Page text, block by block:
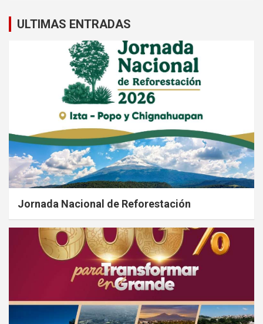
ULTIMAS ENTRADAS
Jornada Nacional de Reforestación